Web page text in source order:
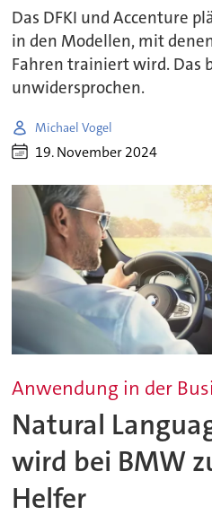
Das DFKI und Accenture
in den Modellen, mit
Fahren trainiert wird. Das
unwidersprochen.
Michael Vogel
19. November 2024
Anwendung in der
Natural
wird bei BMW
Helfer